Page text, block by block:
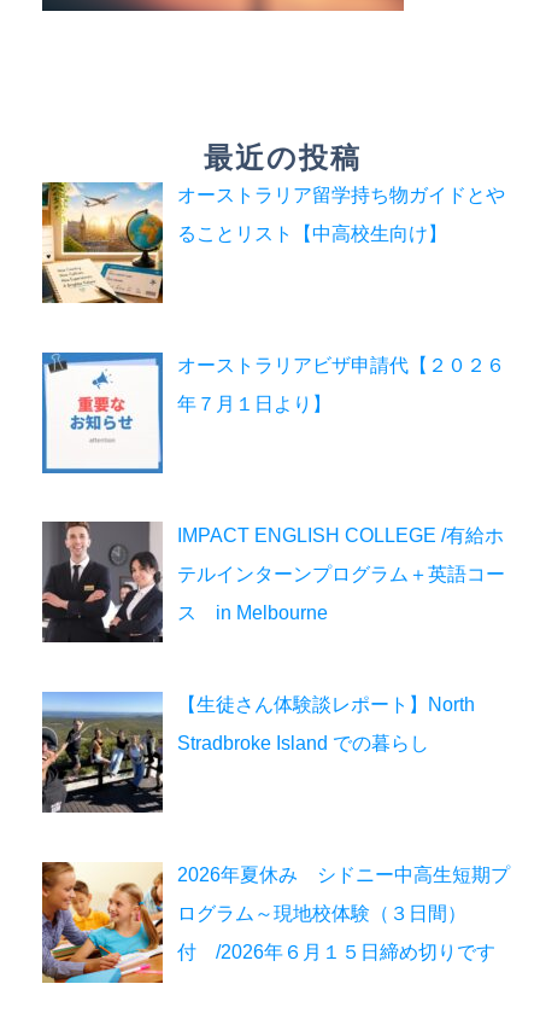
最近の投稿
オーストラリア留学持ち物ガイドとや
ることリスト【中高校生向け】
オーストラリアビザ申請代【２０２６
年７月１日より】
IMPACT ENGLISH COLLEGE /有給ホ
テルインターンプログラム＋英語コー
ス in Melbourne
【生徒さん体験談レポート】North
Stradbroke Island での暮らし
2026年夏休み シドニー中高生短期プ
ログラム～現地校体験（３日間）
付 /2026年６月１５日締め切りです